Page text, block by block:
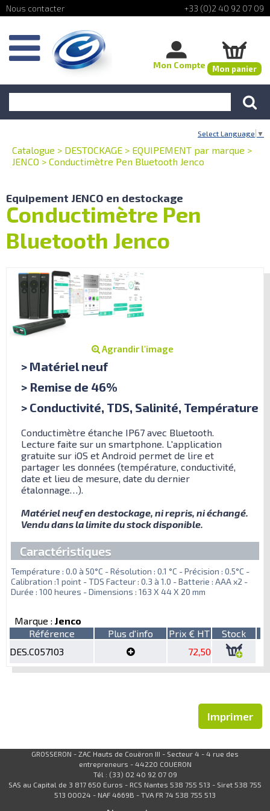
+33 (0)2 40 92 07 09
Mon Compte Mon panier
Select Language ▼
Catalogue > DESTOCKAGE > EQUIPEMENT par marque >
JENCO > Conductimètre Pen Bluetooth Jenco
Equipement JENCO en destockage
Conductimètre Pen
Bluetooth Jenco
Agrandir l'image
> Matériel neuf
> Remise de 46%
> Conductivité, TDS, Salinité, Température
Conductimètre étanche IP67 avec Bluetooth.
Lecture faite sur un smartphone. L'application
gratuite sur iOS et Android permet de lire et
partager les données (température, conductivité,
date et lieu de mesure, date du dernier
étalonnage…).
Matériel neuf en destockage, ni repris, ni échangé.
Vendu dans la limite du stock disponible.
Caractéristiques
Température : 0.0 à 50°C - Résolution : 0.1 °C - Précision : 0.5°C -
Calibration :1 point - TDS Facteur : 0.3 à 1.0 - Batterie : AAA x2 -
Durée : 100 heures - Dimensions : 163 X 44 X 20 mm
Marque : Jenco
Référence
Plus d'info Prix € HT
Stock
DES.C057103
72,50
Imprimer
GROSSERON - ZAC Hauts de Couëron III - Secteur 4 - 4 rue des
entrepreneurs - 44220 COUERON
Tél : (33) 02 40 92 07 09
SAS au Capital de 3 817 650 Euros - RCS Nantes 538 755 513 - Siret 538 755
513 00024 - NAF 4669B - TVA FR 74 538 755 513